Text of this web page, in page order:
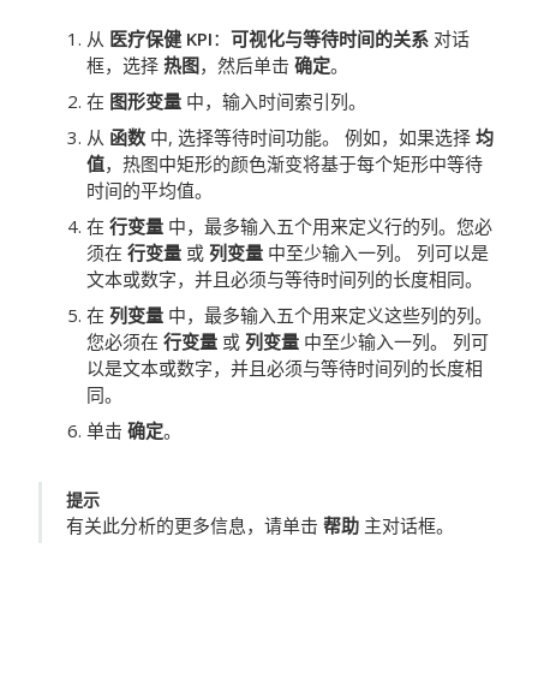
从 医疗保健 KPI： 可视化与等待时间的关系 对话
框，选择 热图，然后单击 确定。
在 图形变量 中，输入时间索引列。
从 函数 中, 选择等待时间功能。 例如，如果选择 均
值，热图中矩形的颜色渐变将基于每个矩形中等待
时间的平均值。
在 行变量 中，最多输入五个用来定义行的列。您必
须在 行变量 或 列变量 中至少输入一列。
列可以是
文本或数字，并且必须与等待时间列的长度相同。
在 列变量 中，最多输入五个用来定义这些列的列。
您必须在 行变量 或 列变量 中至少输入一列。
列可
以是文本或数字，并且必须与等待时间列的长度相
同。
单击 确定。
提示
有关此分析的更多信息，请单击 帮助 主对话框。